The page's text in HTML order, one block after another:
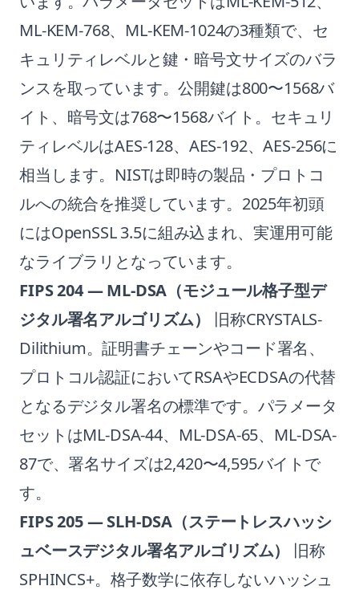
ML-KEM-768、ML-KEM-1024の3種類で、セ
キュリティレベルと鍵・暗号文サイズのバラ
ンスを取っています。公開鍵は800〜1568バ
イト、暗号文は768〜1568バイト。セキュリ
ティレベルはAES-128、AES-192、AES-256に
相当します。NISTは即時の製品・プロトコ
ルへの統合を推奨しています。2025年初頭
にはOpenSSL 3.5に組み込まれ、実運用可能
なライブラリとなっています。
FIPS 204 — ML-DSA（モジュール格子型デ
ジタル署名アルゴリズム）
旧称CRYSTALS-
Dilithium。証明書チェーンやコード署名、
プロトコル認証においてRSAやECDSAの代替
となるデジタル署名の標準です。パラメータ
セットはML-DSA-44、ML-DSA-65、ML-DSA-
87で、署名サイズは2,420〜4,595バイトで
す。
FIPS 205 — SLH-DSA（ステートレスハッシ
ュベースデジタル署名アルゴリズム）
旧称
SPHINCS+。格子数学に依存しないハッシュ